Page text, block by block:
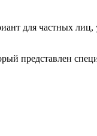
для частных лиц,
представлен